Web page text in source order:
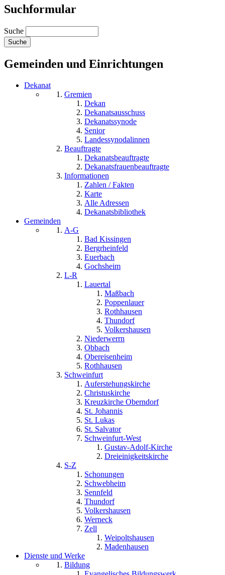
Suchformular
Suche
Gemeinden und Einrichtungen
Dekanat
Gremien
Dekan
Dekanatsausschuss
Dekanatssynode
Senior
Landessynodalinnen
Beauftragte
Dekanatsbeauftragte
Dekanatsfrauenbeauftragte
Informationen
Zahlen / Fakten
Karte
Alle Adressen
Dekanatsbibliothek
Gemeinden
A-G
Bad Kissingen
Bergrheinfeld
Euerbach
Gochsheim
L-R
Lauertal
Maßbach
Poppenlauer
Rothhausen
Thundorf
Volkershausen
Niederwerrn
Obbach
Obereisenheim
Rothhausen
Schweinfurt
Auferstehungskirche
Christuskirche
Kreuzkirche Oberndorf
St. Johannis
St. Lukas
St. Salvator
Schweinfurt-West
Gustav-Adolf-Kirche
Dreieinigkeitskirche
S-Z
Schonungen
Schwebheim
Sennfeld
Thundorf
Volkershausen
Werneck
Zell
Weipoltshausen
Madenhausen
Dienste und Werke
Bildung